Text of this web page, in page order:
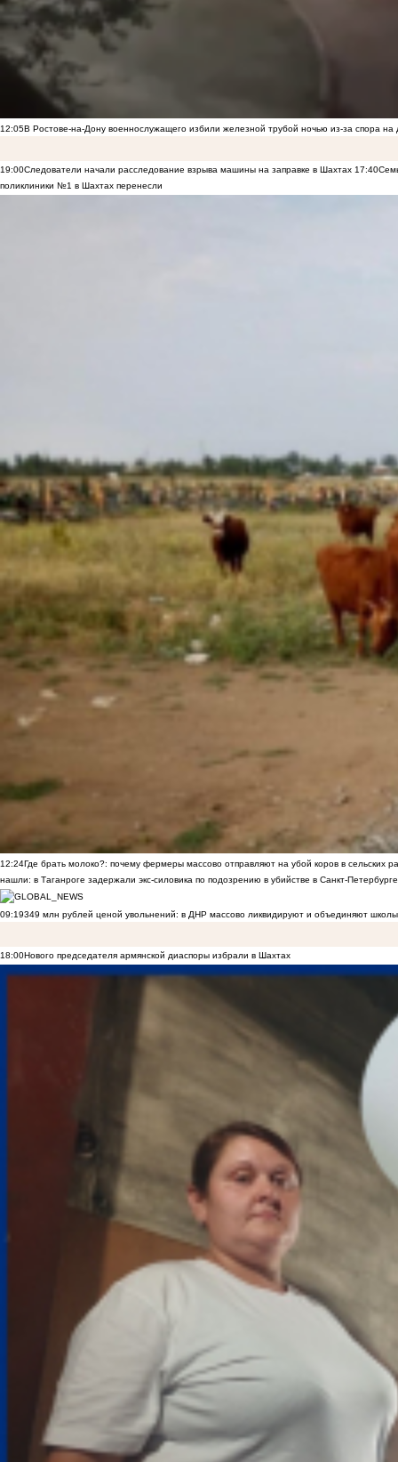
12:05В Ростове-на-Дону военнослужащего избили железной трубой ночью из-за спора на
19:00Следователи начали расследование взрыва машины на заправке в Шахтах 17:40
поликлиники №1 в Шахтах перенесли
12:24Где брать молоко?: почему фермеры массово отправляют на убой коров в сельских
нашли: в Таганроге задержали экс-силовика по подозрению в убийстве в Санкт-Петербурге
09:19349 млн рублей ценой увольнений: в ДНР массово ликвидируют и объединяют
18:00Нового председателя армянской диаспоры избрали в Шахтах